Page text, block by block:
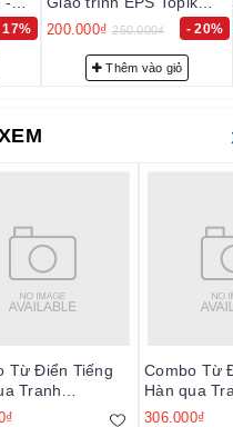
Hàn - Anh Bản Mới 2024
Tập 1+2 - EPS-Topik
NEW 한국어 표준교재
1+2 (일상생활 한국어)
200.000₫ 250.000₫ - 20%
Thêm vào giỏ
Từ Điển Tiếng
Tranh
Combo Từ
Hàn qua
MCBooks
306.000₫